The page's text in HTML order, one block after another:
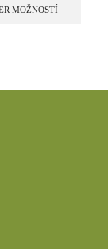
MOŽNOSTÍ